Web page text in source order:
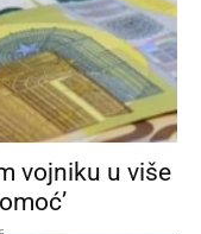
vojniku u više